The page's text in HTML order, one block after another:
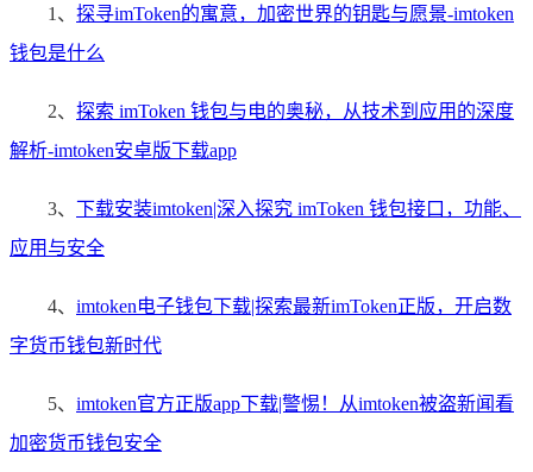
1、 探寻imToken的寓意，加密世界的钥匙与愿景-imtoken
钱包是什么
2、 探索 imToken 钱包与电的奥秘，从技术到应用的深度
解析-imtoken安卓版下载app
3、 下载安装imtoken|深入探究 imToken 钱包接口，功能、
应用与安全
4、 imtoken电子钱包下载|探索最新imToken正版，开启数
字货币钱包新时代
5、 imtoken官方正版app下载|警惕！从imtoken被盗新闻看
加密货币钱包安全